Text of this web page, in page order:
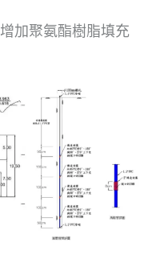
加聚氨酯樹脂填充